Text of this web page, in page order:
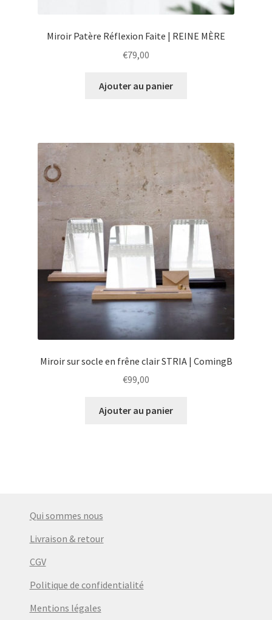
Miroir Patère Réflexion Faite | REINE MÈRE
€79,00
Ajouter au panier
Miroir sur socle en frêne clair STRIA | ComingB
€99,00
Ajouter au panier
Qui sommes nous
Livraison & retour
CGV
Politique de confidentialité
Mentions légales